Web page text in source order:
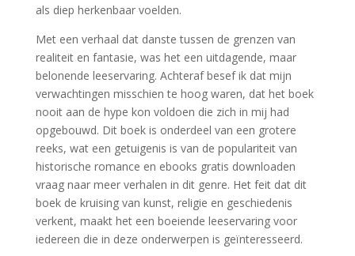
als diep herkenbaar voelden.
Met een verhaal dat danste tussen de grenzen van
realiteit en fantasie, was het een uitdagende, maar
belonende leeservaring. Achteraf besef ik dat mijn
verwachtingen misschien te hoog waren, dat het boek
nooit aan de hype kon voldoen die zich in mij had
opgebouwd. Dit boek is onderdeel van een grotere
reeks, wat een getuigenis is van de populariteit van
historische romance en ebooks gratis downloaden
vraag naar meer verhalen in dit genre. Het feit dat dit
boek de kruising van kunst, religie en geschiedenis
verkent, maakt het een boeiende leeservaring voor
iedereen die in deze onderwerpen is geïnteresseerd.